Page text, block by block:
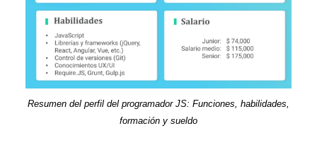
Resumen del perfil del programador JS: Funciones, habilidades,
formación y sueldo